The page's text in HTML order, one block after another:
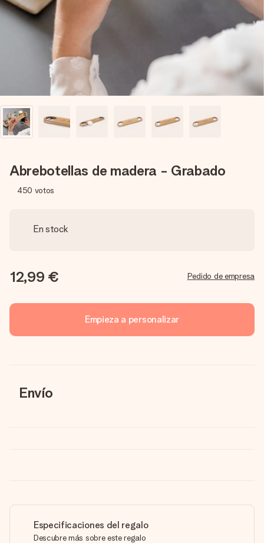
un mensaje que llegue al corazón. Sin complicaciones, solo
todo el amor para el momento.
Abrebotellas de madera - Grabado
450 votos
En stock
12,99 € Pedido de empresa
Empieza a personalizar
Envío
Especificaciones del regalo
Descubre más sobre este regalo